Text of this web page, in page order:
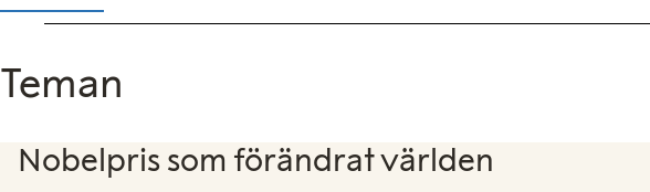
Teman
Nobelpris som förändrat världen